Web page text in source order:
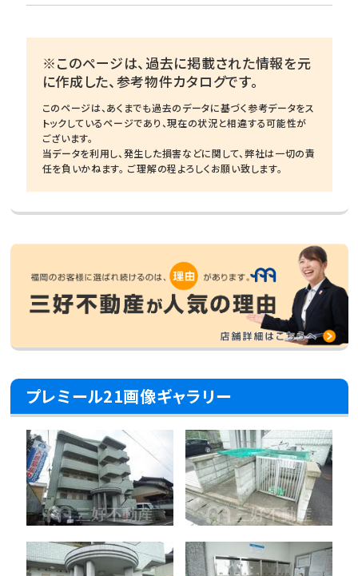
※このページは、過去に掲載された情報を元
に作成した、参考物件カタログです。
このページは、あくまでも過去のデータに基づく参考データをス
トックしているページであり、現在の状況と相違する可能性が
ございます。
当データを利用し、発生した損害などに関して、弊社は一切の責
任を負いかねます。 ご理解の程よろしくお願い致します。
プレミール21画像ギャラリー